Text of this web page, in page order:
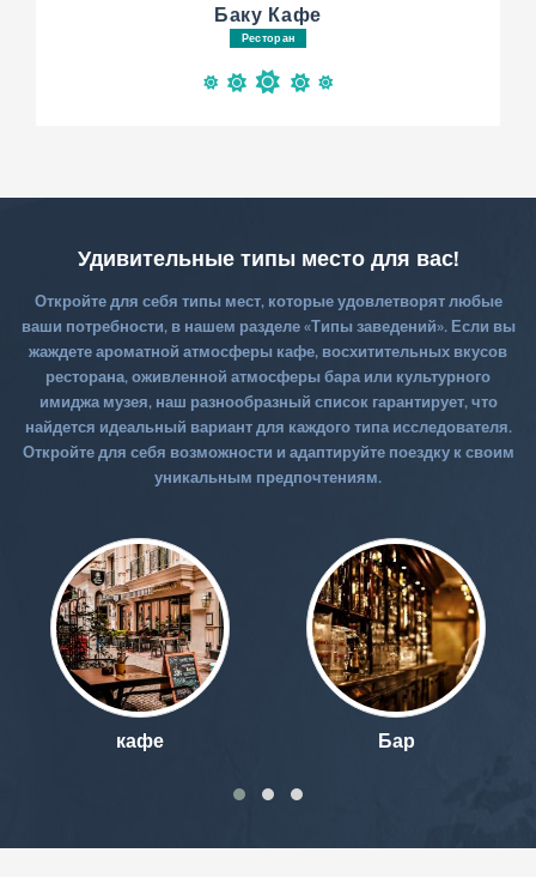
Баку Кафе
Ресторан
Удивительные типы место для вас!
Откройте для себя типы мест, которые удовлетворят любые
ваши потребности, в нашем разделе «Типы заведений». Если вы
жаждете ароматной атмосферы кафе, восхитительных вкусов
ресторана, оживленной атмосферы бара или культурного
имиджа музея, наш разнообразный список гарантирует, что
найдется идеальный вариант для каждого типа исследователя.
Откройте для себя возможности и адаптируйте поездку к своим
уникальным предпочтениям.
кафе Бар